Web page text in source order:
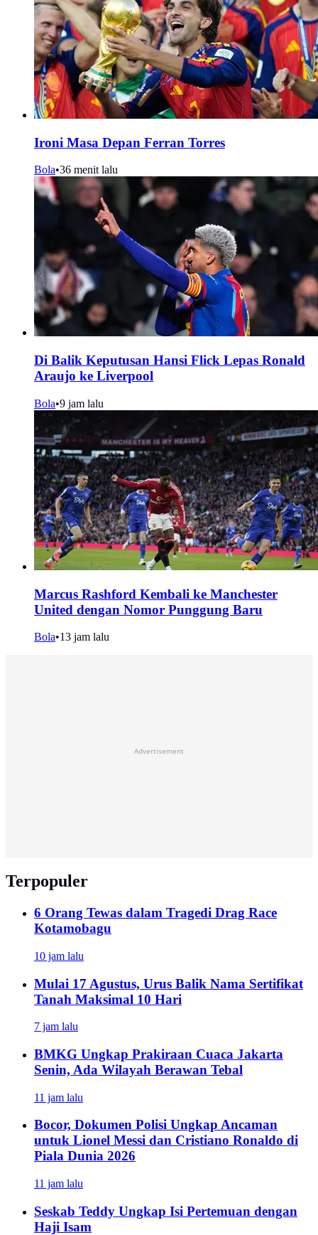
Ironi Masa Depan Ferran Torres
Bola•36 menit lalu
Di Balik Keputusan Hansi Flick Lepas Ronald
Araujo ke Liverpool
Bola•9 jam lalu
Marcus Rashford Kembali ke Manchester
United dengan Nomor Punggung Baru
Bola•13 jam lalu
Advertisement
Terpopuler
6 Orang Tewas dalam Tragedi Drag Race
Kotamobagu
10 jam lalu
Mulai 17 Agustus, Urus Balik Nama Sertifikat
Tanah Maksimal 10 Hari
7 jam lalu
BMKG Ungkap Prakiraan Cuaca Jakarta
Senin, Ada Wilayah Berawan Tebal
11 jam lalu
Bocor, Dokumen Polisi Ungkap Ancaman
untuk Lionel Messi dan Cristiano Ronaldo di
Piala Dunia 2026
11 jam lalu
Seskab Teddy Ungkap Isi Pertemuan dengan
Haji Isam